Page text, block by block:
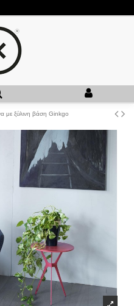
με ξύλινη βάση Ginkgo